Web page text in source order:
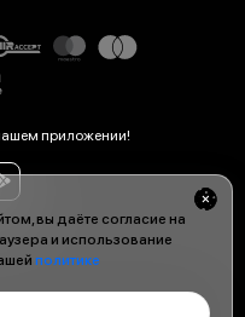
вы даёте согласие на
и использование
политике
приложении!